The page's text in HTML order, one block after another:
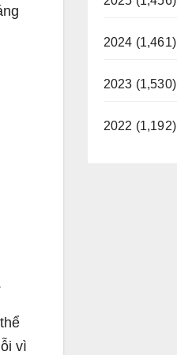
vì
2024 (1,461)
2023 (1,530)
2022 (1,192)